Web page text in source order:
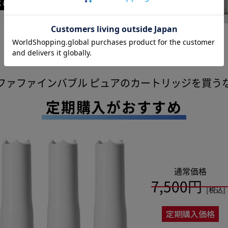
ァファインバブル ピュアの カートリッジを買う
定期購入がおすすめ
通常価格
7,500円 [税込]
定期購入価格